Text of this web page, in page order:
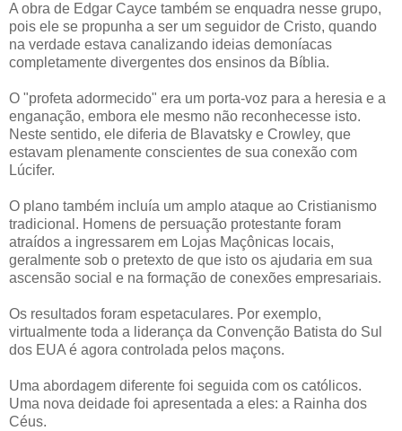
A obra de Edgar Cayce também se enquadra nesse grupo,
pois ele se propunha a ser um seguidor de Cristo, quando
na verdade estava canalizando ideias demoníacas
completamente divergentes dos ensinos da Bíblia.
O "profeta adormecido" era um porta-voz para a heresia e a
enganação, embora ele mesmo não reconhecesse isto.
Neste sentido, ele diferia de Blavatsky e Crowley, que
estavam plenamente conscientes de sua conexão com
Lúcifer.
O plano também incluía um amplo ataque ao Cristianismo
tradicional. Homens de persuação protestante foram
atraídos a ingressarem em Lojas Maçônicas locais,
geralmente sob o pretexto de que isto os ajudaria em sua
ascensão social e na formação de conexões empresariais.
Os resultados foram espetaculares. Por exemplo,
virtualmente toda a liderança da Convenção Batista do Sul
dos EUA é agora controlada pelos maçons.
Uma abordagem diferente foi seguida com os católicos.
Uma nova deidade foi apresentada a eles: a Rainha dos
Céus.